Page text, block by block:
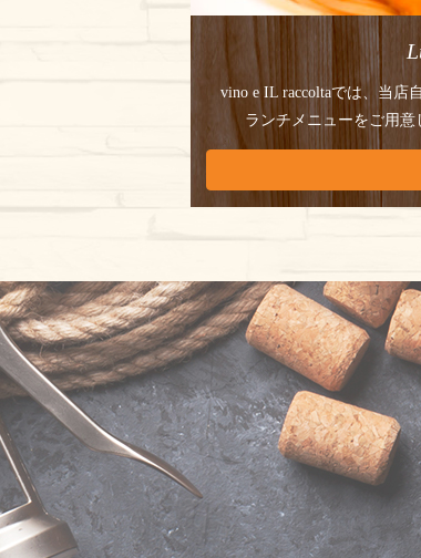
vino e IL raccoltaでは、 当店
ランチメニューをご用意